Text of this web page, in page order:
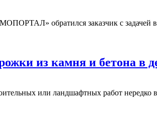
обратился заказчик с задачей
из камня и бетона в
или ландшафтных работ нередко